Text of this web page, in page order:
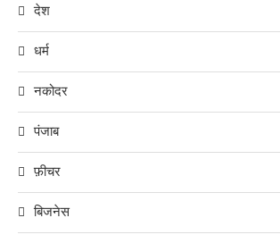
देश
धर्म
नकोदर
पंजाब
फ़ीचर
बिजनेस